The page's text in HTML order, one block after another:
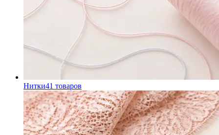
Нитки41 товаров